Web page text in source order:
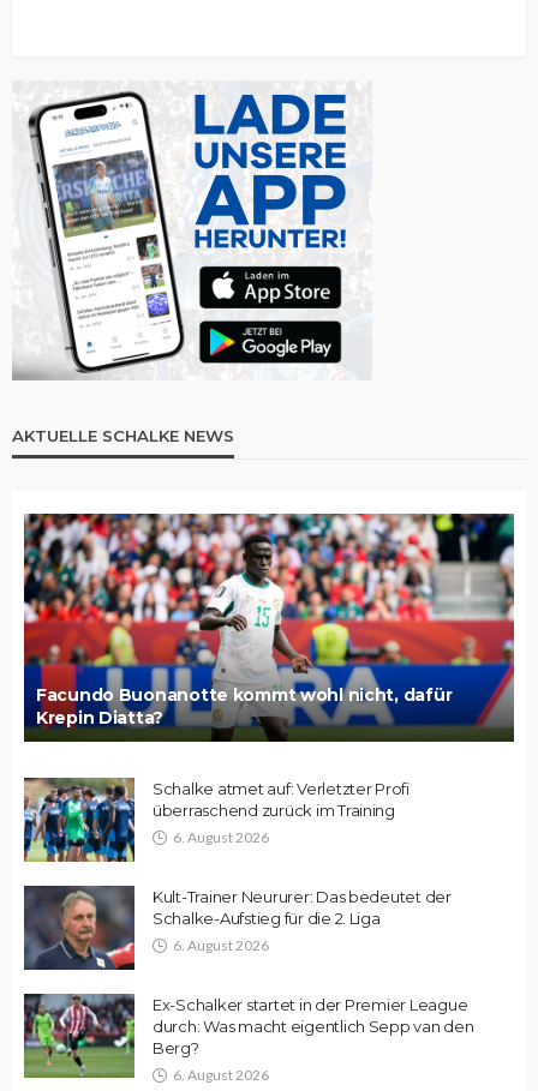
AKTUELLE SCHALKE NEWS
Facundo Buonanotte kommt wohl nicht, dafür
Krepin Diatta?
Schalke atmet auf: Verletzter Profi
überraschend zurück im Training
6. August 2026
Kult-Trainer Neururer: Das bedeutet der
Schalke-Aufstieg für die 2. Liga
6. August 2026
Ex-Schalker startet in der Premier League
durch: Was macht eigentlich Sepp van den
Berg?
6. August 2026